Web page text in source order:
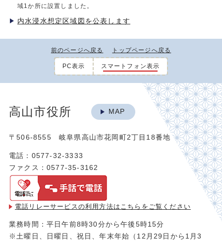
域1か所に設置しました。
内水浸水想定区域図を公表します
前のページへ戻る トップページへ戻る
PC表示 スマートフォン表示
高山市役所 MAP
〒506-8555 岐阜県高山市花岡町2丁目18番地
電話：0577-32-3333
ファクス：0577-35-3162
電話リレーサービスの利用方法は こちらをご覧ください
業務時間：平日午前8時30分から午後5時15分
※土曜日、日曜日、祝日、年末年始（12月29日から1月3